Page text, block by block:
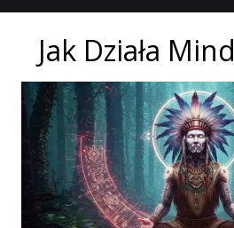
Jak Działa